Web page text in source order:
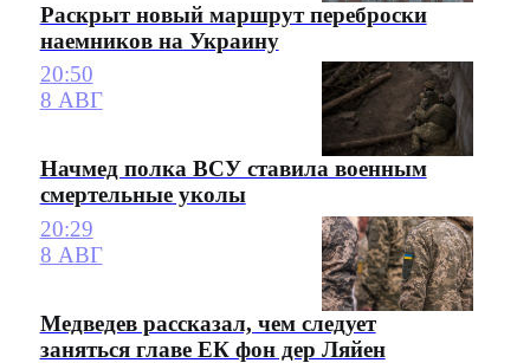
Раскрыт новый маршрут переброски
наемников на Украину
20:50
8 АВГ
Начмед полка ВСУ ставила военным
смертельные уколы
20:29
8 АВГ
Медведев рассказал, чем следует
заняться главе ЕК фон дер Ляйен